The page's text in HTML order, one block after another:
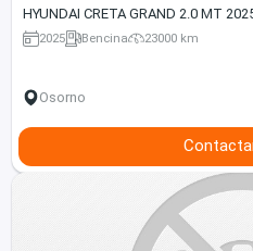
HYUNDAI CRETA GRAND 2.0 MT
2025 Bencina 23000 km
Osorno